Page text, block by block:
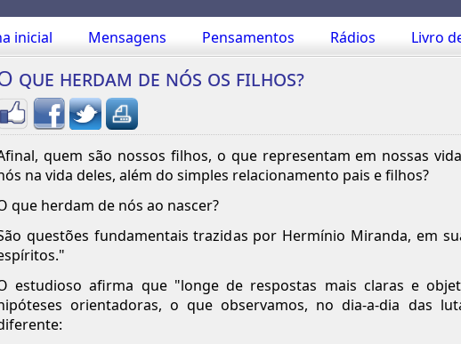
inicial Mensagens Pensamentos Rádios Livro
que herdam de nós os filhos?
quem são nossos filhos, o que representam em nossas
na vida deles, além do simples relacionamento pais e filhos?
que herdam de nós ao nascer?
questões fundamentais trazidas por Hermínio Miranda, em
estudioso afirma que "longe de respostas mais claras e
orientadoras, o que observamos, no dia-a-dia das